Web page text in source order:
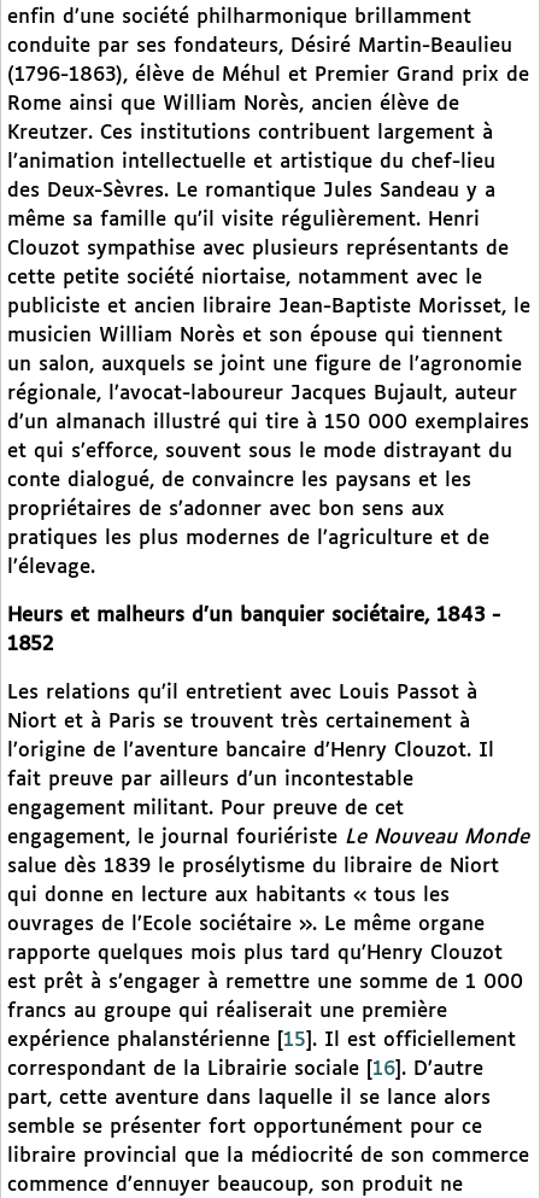
enfin d’une société philharmonique brillamment
conduite par ses fondateurs, Désiré Martin-Beaulieu
(1796-1863), élève de Méhul et Premier Grand prix de
Rome ainsi que William Norès, ancien élève de
Kreutzer. Ces institutions contribuent largement à
l’animation intellectuelle et artistique du chef-lieu
des Deux-Sèvres. Le romantique Jules Sandeau y a
même sa famille qu’il visite régulièrement. Henri
Clouzot sympathise avec plusieurs représentants de
cette petite société niortaise, notamment avec le
publiciste et ancien libraire Jean-Baptiste Morisset, le
musicien William Norès et son épouse qui tiennent
un salon, auxquels se joint une figure de l’agronomie
régionale, l’avocat-laboureur Jacques Bujault, auteur
d’un almanach illustré qui tire à 150 000 exemplaires
et qui s’efforce, souvent sous le mode distrayant du
conte dialogué, de convaincre les paysans et les
propriétaires de s’adonner avec bon sens aux
pratiques les plus modernes de l’agriculture et de
l’élevage.
Heurs et malheurs d’un banquier sociétaire, 1843 -
1852
Les relations qu’il entretient avec Louis Passot à
Niort et à Paris se trouvent très certainement à
l’origine de l’aventure bancaire d’Henry Clouzot. Il
fait preuve par ailleurs d’un incontestable
engagement militant. Pour preuve de cet
engagement, le journal fouriériste Le Nouveau Monde
salue dès 1839 le prosélytisme du libraire de Niort
qui donne en lecture aux habitants « tous les
ouvrages de l’Ecole sociétaire ». Le même organe
rapporte quelques mois plus tard qu’Henry Clouzot
est prêt à s’engager à remettre une somme de 1 000
francs au groupe qui réaliserait une première
expérience phalanstérienne
15 . Il est officiellement
correspondant de la Librairie sociale
16 . D’autre
part, cette aventure dans laquelle il se lance alors
semble se présenter fort opportunément pour ce
libraire provincial que la médiocrité de son commerce
commence d’ennuyer beaucoup, son produit ne